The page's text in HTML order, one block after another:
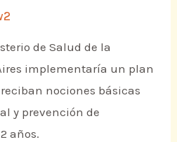
de Salud de la
implementaría un plan
nociones básicas
y prevención de
años.